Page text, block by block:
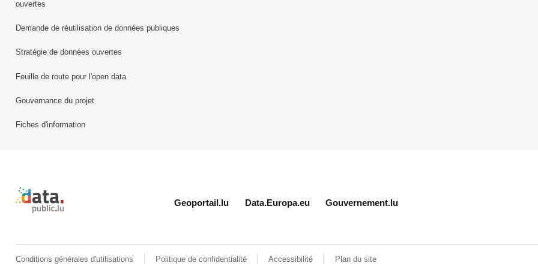
ouvertes
Demande de réutilisation de données publiques
Stratégie de données ouvertes
Feuille de route pour l'open data
Gouvernance du projet
Fiches d'information
Retour à l'accueil de data.public.lu
Geoportail.lu Data.Europa.eu Gouvernement.lu
Conditions générales d'utilisations Politique de confidentialité Accessibilité Plan du site